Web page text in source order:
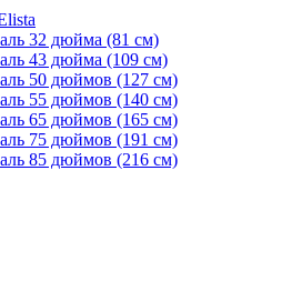
32 дюйма (81 см)
43 дюйма (109 см)
50 дюймов (127 см)
55 дюймов (140 cм)
65 дюймов (165 cм)
75 дюймов (191 см)
85 дюймов (216 см)